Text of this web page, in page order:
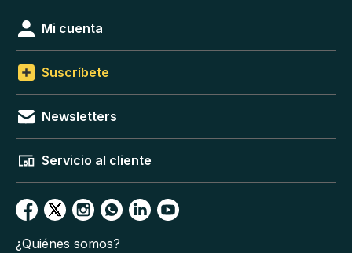
Mi cuenta
Suscríbete
Newsletters
Servicio al cliente
¿Quiénes somos?